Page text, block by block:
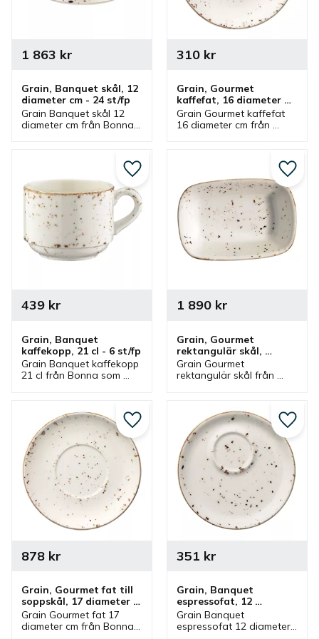
Grain, Banquet skål, 12
diameter cm - 24 st/fp
Grain Banquet skål 12
diameter cm från Bonna
bra serveringsskål och
matskål.
1 863 kr
Grain, Gourmet
kaffefat, 16 diameter
cm - 6 st/fp
Grain Gourmet kaffefat
16 diameter cm från
finns. Kaffefat som har
310kr
Grain, Banquet
kaffekopp, 21 cl - 6 st/fp
Grain Banquet kaffekopp
21 cl från Bonna som
som är stapelbar och har
passande kaffefat.
439kr
Lägg till i favoriter
Grain, Gourmet
rektangulär skål,
17x11,5 cm - 12 st/fp
Grain Gourmet
rektangulär skål från
finns. Skål som är en bra
serveringskål och mindre
djupt fat.
1 890kr
Lägg
Grain, Gourmet fat till
soppskål, 17 diameter
cm - 12 st/fp
Grain Gourmet fat 17
diameter cm från Bonna
878kr
Lägg till i favoriter
Grain, Banquet
espressofat, 12
diameter cm - 6 st/fp
Grain Banquet
espressofat 12 diameter
351 kr
Lägg